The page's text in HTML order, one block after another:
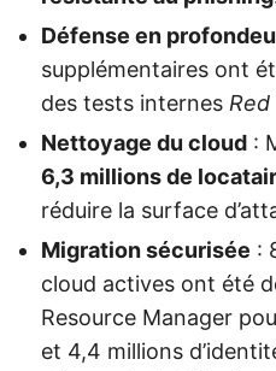
Défense en
supplémentaires ont
des tests internes Red
Nettoyage du cloud :
6,3 millions de
réduire la surface
Migration sécurisée :
cloud actives ont été
Resource Manager
et 4,4 millions